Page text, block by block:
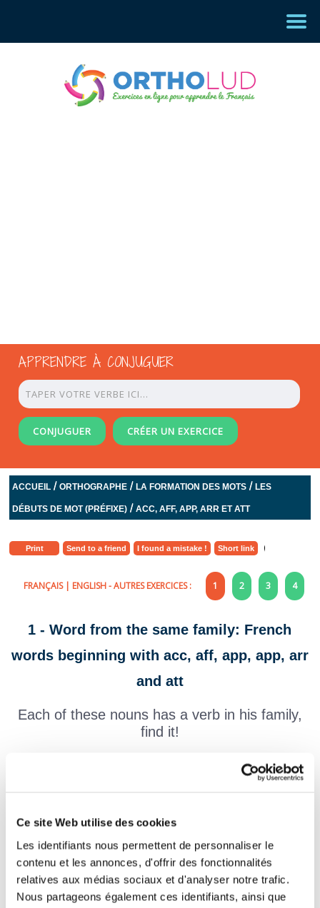
Ce site Web utilise des cookies
Les identifiants nous permettent de personnaliser le
contenu et les annonces, d'offrir des fonctionnalités
relatives aux médias sociaux et d'analyser notre trafic.
Nous partageons également ces identifiants, ainsi que
APPRENDRE À CONJUGUER
CONJUGUER CRÉER UN EXERCICE
ACCUEIL /ORTHOGRAPHE /LA FORMATION DES MOTS /LES
DÉBUTS DE MOT (PRÉFIXE) /ACC, AFF, APP, ARR ET ATT
Print Send to a friend I found a mistake ! Short link
FRANÇAIS| ENGLISH- AUTRES EXERCICES : 1 2 3 4
1 - Word from the same family: French
words beginning with acc, aff, app, app, arr
and att
Each of these nouns has a verb in his family,
find it!
une apparition
une attache
un arrosoir